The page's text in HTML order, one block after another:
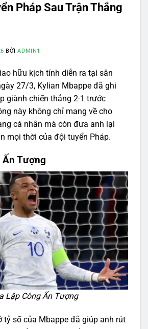
Pháp Sau Trận Thắng
BỞIADMIN1
hữu kịch tính diễn ra tại sân
27/3, Kylian Mbappe đã ghi
giành chiến thắng 2-1 trước
này không chỉ mang về cho
cá nhân mà còn đưa anh lại
mọi thời của đội tuyển Pháp.
Ấn Tượng
Lập Công Ấn Tượng
tỷ số của Mbappe đã giúp anh rút